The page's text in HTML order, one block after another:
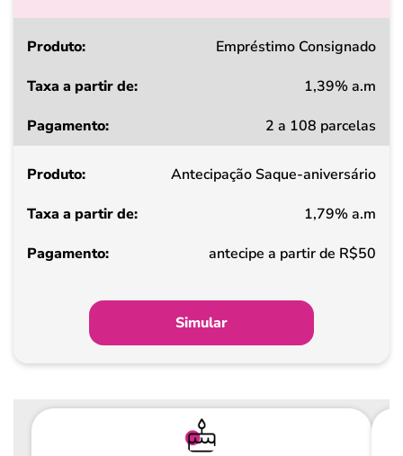
Produto
a
de
Pagamento
Empréstimo Consignado
1,39% a.m
2 a 108 parcelas
Antecipação Saque-aniversário
1,79% a.m
antecipe a partir de R$50
Simular